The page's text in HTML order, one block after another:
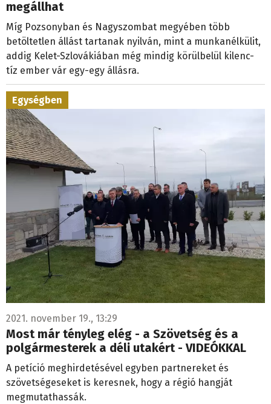
megállhat
Míg Pozsonyban és Nagyszombat megyében több
betöltetlen állást tartanak nyilván, mint a munkanélkülit,
addig Kelet-Szlovákiában még mindig körülbelül kilenc-
tíz ember vár egy-egy állásra.
Egységben
2021. november 19., 13:29
Most már tényleg elég - a Szövetség és a
polgármesterek a déli utakért - VIDEÓKKAL
A petíció meghirdetésével egyben partnereket és
szövetségeseket is keresnek, hogy a régió hangját
megmutathassák.